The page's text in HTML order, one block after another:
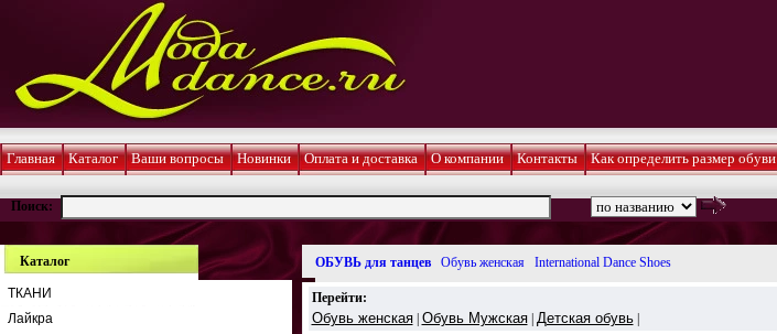
Главная Каталог Ваши вопросы Новинки Оплата и доставка О компании Контакты Как определить размер обуви
Поиск:
Каталог
ТКАНИ
Лайкра
ОБУВЬ для танцев Обувь женская International Dance Shoes
Перейти:
Обувь женская| Обувь Мужская| Детская обувь|